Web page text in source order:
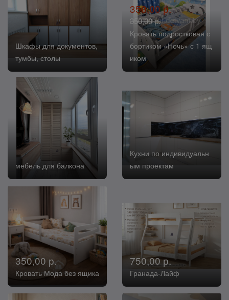
Шкафы для документов,
тумбы, столы
350,00 р.
350,00 р.
Кровать подростковая с
бортиком «Ночь» с 1 ящ
иком
мебель для балкона
Кухни по индивидуальн
ым проектам
350,00 р.
Кровать Мода без ящика
750,00 р.
Гранада-Лайф